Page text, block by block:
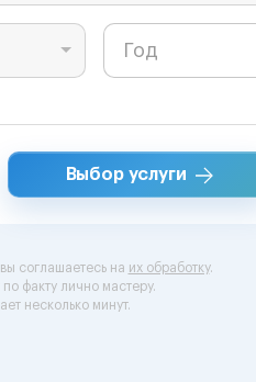
Выбор услуги
соглашаетесь на их обработку.
факту лично мастеру.
несколько минут.